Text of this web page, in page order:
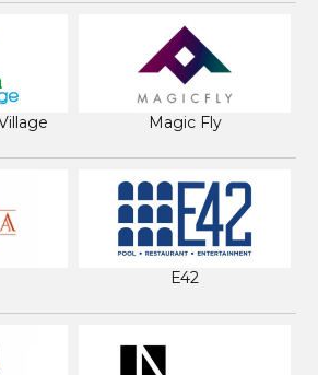
Magic Fly
E42